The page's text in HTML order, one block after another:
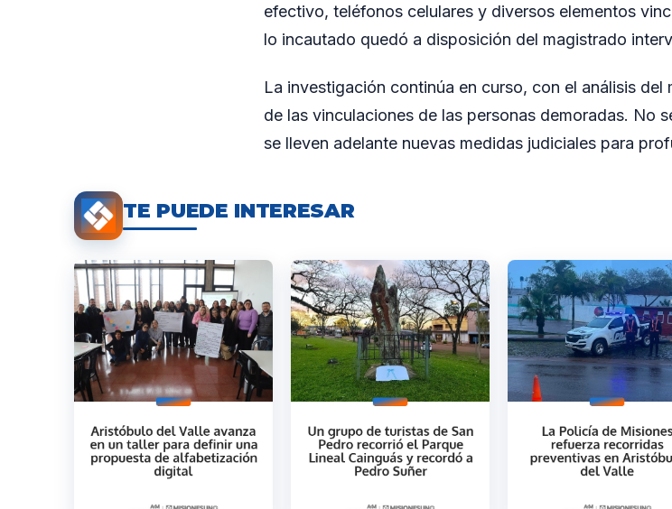
efectivo, teléfonos celulares y diversos elementos
lo incautado quedó a disposición del magistrado
La investigación continúa en curso, con el análisis
de las vinculaciones de las personas demoradas. No
se lleven adelante nuevas medidas judiciales para
TE PUEDE INTERESAR